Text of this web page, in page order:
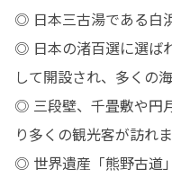
◎ 日本三古湯である白
◎ 日本の渚百選に選ば
して開設され、多くの
◎ 三段壁、千畳敷や円
り多くの観光客が訪れま
◎ 世界遺産「熊野古道